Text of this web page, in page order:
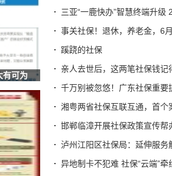
”牵线办
第三代社保卡？北京人社局解答
+智慧赛事系统解锁冰雪体育数字化新
组合拳 提升重点群体服务质效
”服务让民生保障更有温度
工伤宣传进企业 社保政策暖人心
社保”实现延迟退休政策“指
社保经办升级 智慧服务托起民生
休人员需按期完成养老保险待遇资
会关于实施渐进式延迟法定退休年
钱：每月3000元直至孩子18岁、家长
有可为
三亚“一鹿快办”智慧终端升级
事关社保！退休，养老金，6
蹊跷的社保
亲人去世后，这两笔社保钱
千万别被忽悠！广东社保重
湘粤两省社保互联互通，首个
邯郸临漳开展社保政策宣传帮
泸州江阳区社保局：延伸服务
异地制卡不犯难 社保“云端”牵